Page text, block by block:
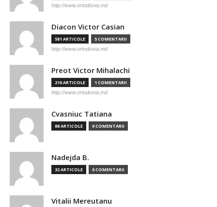
http://www.ortodoxia.md
Diacon Victor Casian
581 ARTICOLE 5 COMENTARII
http://www.ortodoxia.md
Preot Victor Mihalachi
210 ARTICOLE 1 COMENTARII
http://www.ortodoxia.md
Cvasniuc Tatiana
88 ARTICOLE 0 COMENTARII
Nadejda B.
32 ARTICOLE 0 COMENTARII
Vitalii Mereutanu